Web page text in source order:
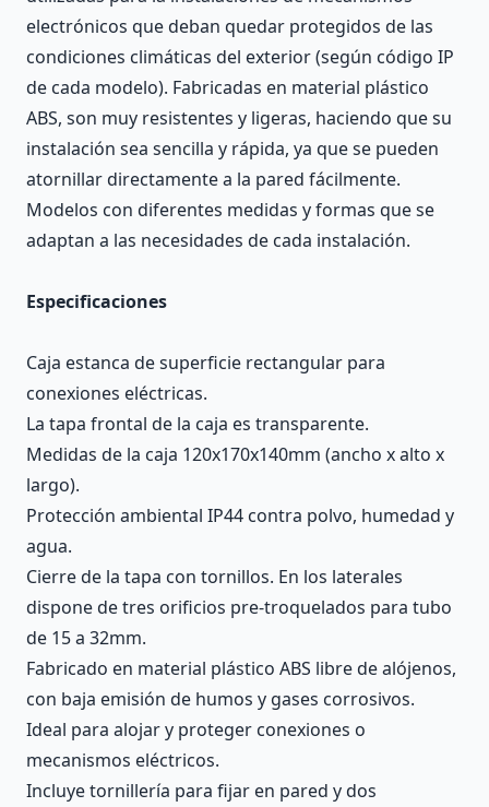
electrónicos que deban quedar protegidos de las
condiciones climáticas del exterior (según código IP
de cada modelo). Fabricadas en material plástico
ABS, son muy resistentes y ligeras, haciendo que su
instalación sea sencilla y rápida, ya que se pueden
atornillar directamente a la pared fácilmente.
Modelos con diferentes medidas y formas que se
adaptan a las necesidades de cada instalación.
Especificaciones
Caja estanca de superficie rectangular para
conexiones eléctricas.
La tapa frontal de la caja es transparente.
Medidas de la caja 120x170x140mm (ancho x alto x
largo).
Protección ambiental IP44 contra polvo, humedad y
agua.
Cierre de la tapa con tornillos. En los laterales
dispone de tres orificios pre-troquelados para tubo
de 15 a 32mm.
Fabricado en material plástico ABS libre de alójenos,
con baja emisión de humos y gases corrosivos.
Ideal para alojar y proteger conexiones o
mecanismos eléctricos.
Incluye tornillería para fijar en pared y dos